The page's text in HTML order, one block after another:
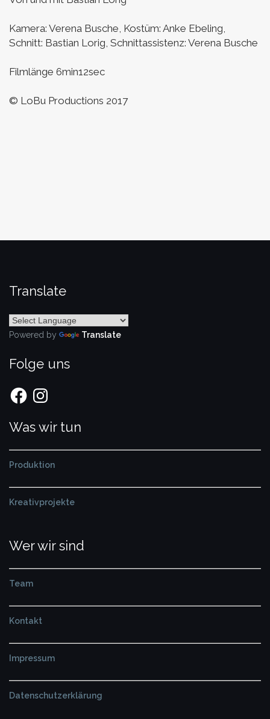
Kamera: Verena Busche, Kostüm: Anke Ebeling,
Schnitt: Bastian Lorig, Schnittassistenz: Verena Busche
Filmlänge 6min12sec
© LoBu Productions 2017
Translate
Powered by Translate
Folge uns
FacebookInstagram
Was wir tun
Produktion
Kreativprojekte
Wer wir sind
Team
Kontakt
Impressum
Datenschutzerklärung